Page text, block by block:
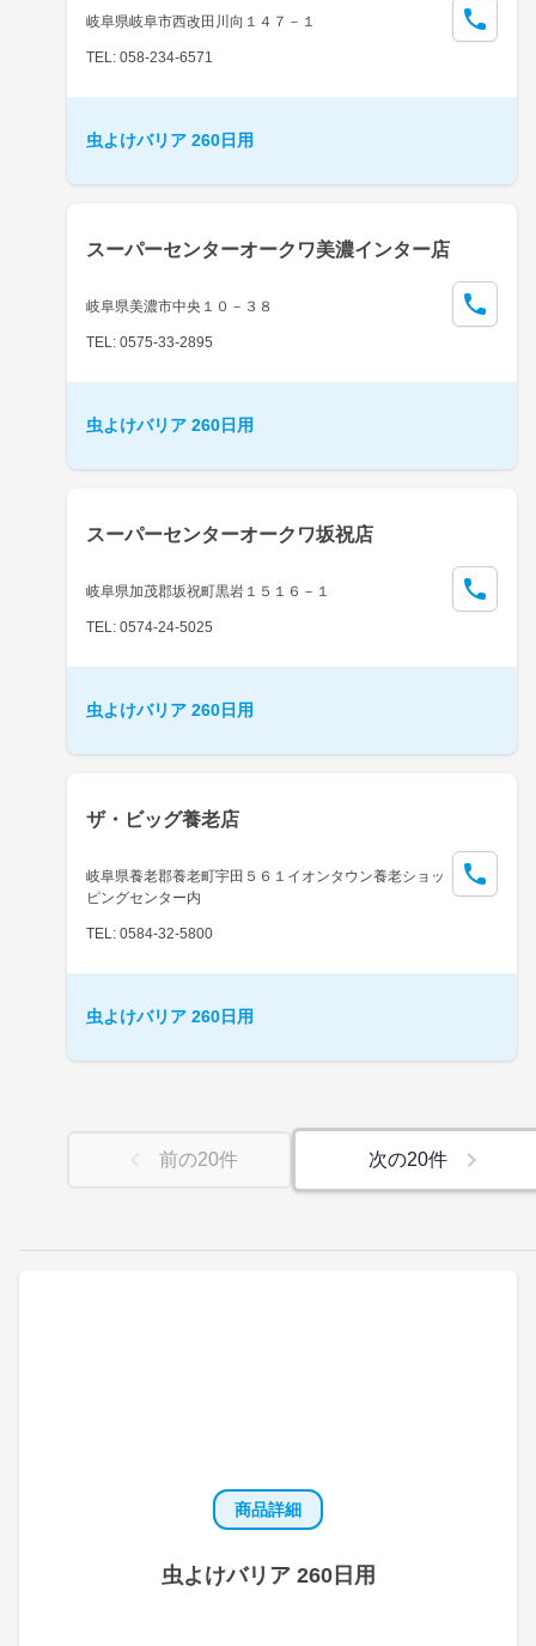
商品詳細
虫よけバリア 260日用
岐阜県岐阜市西改田川向１４７－１
TEL: 058-234-6571
虫よけバリア 260日用
スーパーセンターオークワ美濃インター店
岐阜県美濃市中央１０－３８
TEL: 0575-33-2895
虫よけバリア 260日用
スーパーセンターオークワ坂祝店
岐阜県加茂郡坂祝町黒岩１５１６－１
TEL: 0574-24-5025
虫よけバリア 260日用
ザ・ビッグ養老店
岐阜県養老郡養老町宇田５６１イオンタウン養老ショッ
ピングセンター内
TEL: 0584-32-5800
虫よけバリア 260日用
前の20件 次の20件